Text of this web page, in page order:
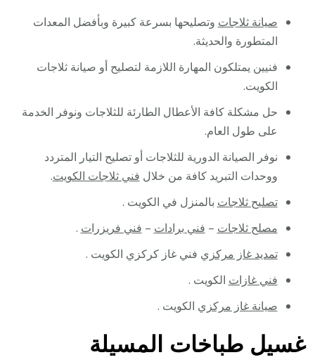
صيانة ثلاجات وتصليحها بسرعة كبيرة وبأفضل المعدات
المتطورة والحديثة.
فنيين يمتلكون المهارة اللازمة لتصليح أو صيانة ثلاجات
الكويت.
حل مشكلة كافة الأعطال الطارئة للثلاجات ونوفر الخدمة
على طول العام.
نوفر الصيانة الدورية للثلاجات أو تصليح التيار المتردد
ووحدات التبريد كافة من خلال فني ثلاجات الكويت.
تصليح ثلاجات بالمنزل في الكويت .
مصلح ثلاجات – فني برادات – فني فريزرات .
تمديد غاز مركزي فني غاز كركزي الكويت .
فني غازات الكويت .
صيانة غاز مركزي الكويت .
غسيل طباخات المسيلة